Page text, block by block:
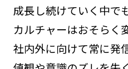
成長し続けていく中で
カルチャーはおそらく
社内外に向けて常に発